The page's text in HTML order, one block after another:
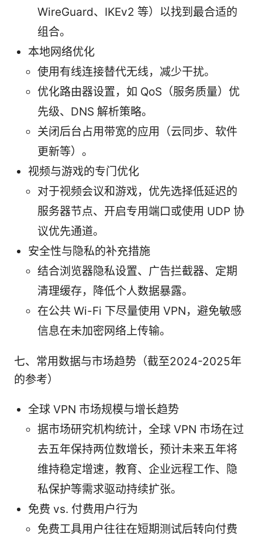
WireGuard、IKEv2 等）以找到最合适的
组合。
本地网络优化
使用有线连接替代无线，减少干扰。
优化路由器设置，如 QoS（服务质量）优
先级、DNS 解析策略。
关闭后台占用带宽的应用（云同步、软件
更新等）。
视频与游戏的专门优化
对于视频会议和游戏，优先选择低延迟的
服务器节点、开启专用端口或使用 UDP 协
议优先通道。
安全性与隐私的补充措施
结合浏览器隐私设置、广告拦截器、定期
清理缓存，降低个人数据暴露。
在公共 Wi-Fi 下尽量使用 VPN，避免敏感
信息在未加密网络上传输。
七、常用数据与市场趋势（截至2024-2025年
的参考）
全球 VPN 市场规模与增长趋势
据市场研究机构统计，全球 VPN 市场在过
去五年保持两位数增长，预计未来五年将
维持稳定增速，教育、企业远程工作、隐
私保护等需求驱动持续扩张。
免费 vs. 付费用户行为
免费工具用户往往在短期测试后转向付费